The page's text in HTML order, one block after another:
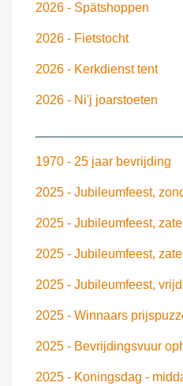
2026 - Spätshoppen
2026 - Fietstocht
2026 - Kerkdienst tent
2026 - Ni'j joarstoeten
1970 - 25 jaar bevrijding
2025 - Jubileumfeest,
2025 - Jubileumfeest,
2025 - Jubileumfeest,
2025 - Jubileumfeest,
2025 - Winnaars
2025 - Bevrijdingsvuur
2025 - Koningsdag -